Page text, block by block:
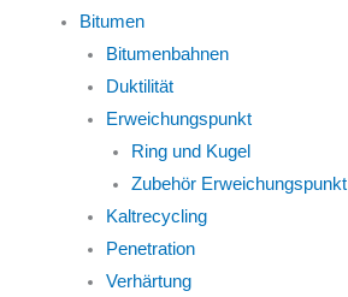
Bitumen
Bitumenbahnen
Duktilität
Erweichungspunkt
Ring und Kugel
Zubehör Erweichungspunkt
Kaltrecycling
Penetration
Verhärtung